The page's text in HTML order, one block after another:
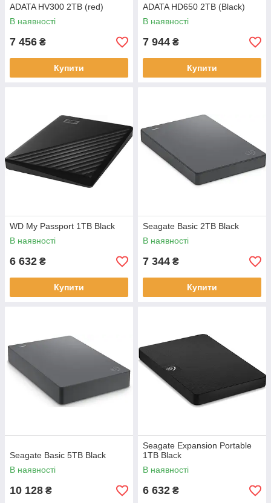
ADATA HV300 2TB (red)
В наявності
7 456 ₴
Купити
ADATA HD650 2TB (Black)
В наявності
7 944 ₴
Купити
WD My Passport 1TB Black
В наявності
6 632 ₴
Купити
Seagate Basic 2TB Black
В наявності
7 344 ₴
Купити
Seagate Basic 5TB Black
В наявності
10 128 ₴
Seagate Expansion Portable
1TB Black
В наявності
6 632 ₴